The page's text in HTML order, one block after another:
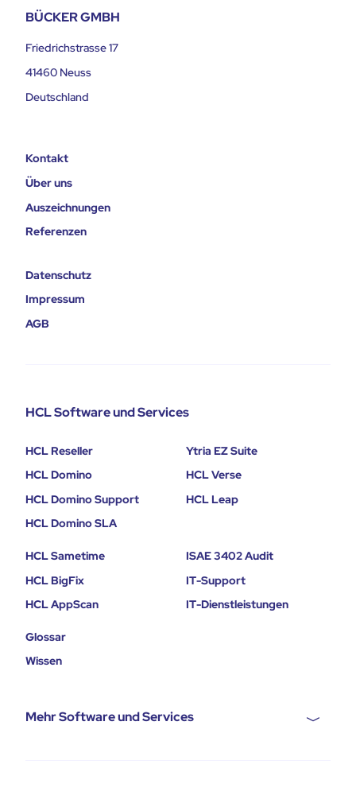
BÜCKER GMBH
Friedrichstrasse 17
41460 Neuss
Deutschland
Kontakt
Über uns
Auszeichnungen
Referenzen
Datenschutz
Impressum
AGB
HCL Software und Services
HCL Reseller
HCL Domino
HCL Domino Support
HCL Domino SLA
Ytria EZ Suite
HCL Verse
HCL Leap
HCL Sametime
HCL BigFix
HCL AppScan
ISAE 3402 Audit
IT-Support
IT-Dienstleistungen
Glossar
Wissen
Mehr Software und Services